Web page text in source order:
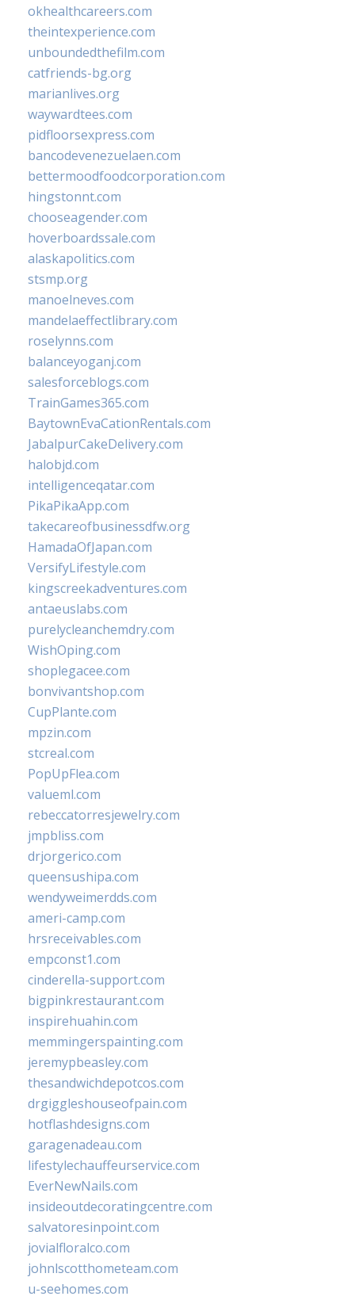
okhealthcareers.com
theintexperience.com
unboundedthefilm.com
catfriends-bg.org
marianlives.org
waywardtees.com
pidfloorsexpress.com
bancodevenezuelaen.com
bettermoodfoodcorporation.com
hingstonnt.com
chooseagender.com
hoverboardssale.com
alaskapolitics.com
stsmp.org
manoelneves.com
mandelaeffectlibrary.com
roselynns.com
balanceyoganj.com
salesforceblogs.com
TrainGames365.com
BaytownEvaCationRentals.com
JabalpurCakeDelivery.com
halobjd.com
intelligenceqatar.com
PikaPikaApp.com
takecareofbusinessdfw.org
HamadaOfJapan.com
VersifyLifestyle.com
kingscreekadventures.com
antaeuslabs.com
purelycleanchemdry.com
WishOping.com
shoplegacee.com
bonvivantshop.com
CupPlante.com
mpzin.com
stcreal.com
PopUpFlea.com
valueml.com
rebeccatorresjewelry.com
jmpbliss.com
drjorgerico.com
queensushipa.com
wendyweimerdds.com
ameri-camp.com
hrsreceivables.com
empconst1.com
cinderella-support.com
bigpinkrestaurant.com
inspirehuahin.com
memmingerspainting.com
jeremypbeasley.com
thesandwichdepotcos.com
drgiggleshouseofpain.com
hotflashdesigns.com
garagenadeau.com
lifestylechauffeurservice.com
EverNewNails.com
insideoutdecoratingcentre.com
salvatoresinpoint.com
jovialfloralco.com
johnlscotthometeam.com
u-seehomes.com